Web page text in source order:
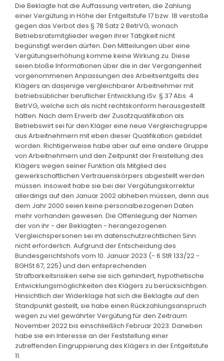
Die Beklagte hat die Auffassung vertreten, die Zahlung
einer Vergütung in Höhe der Entgeltstufe 17 bzw. 18 verstoße
gegen das Verbot des § 78 Satz 2 BetrVG, wonach
Betriebsratsmitglieder wegen ihrer Tätigkeit nicht
begünstigt werden dürfen. Den Mitteilungen über eine
Vergütungserhöhung komme keine Wirkung zu. Diese
seien bloße Informationen über die in der Vergangenheit
vorgenommenen Anpassungen des Arbeitsentgelts des
Klägers an dasjenige vergleichbarer Arbeitnehmer mit
betriebsüblicher beruflicher Entwicklung iSv. § 37 Abs. 4
BetrVG, welche sich als nicht rechtskonform herausgestellt
hätten. Nach dem Erwerb der Zusatzqualifikation als
Betriebswirt sei für den Kläger eine neue Vergleichsgruppe
aus Arbeitnehmern mit eben dieser Qualifikation gebildet
worden. Richtigerweise habe aber auf eine andere Gruppe
von Arbeitnehmern und den Zeitpunkt der Freistellung des
Klägers wegen seiner Funktion als Mitglied des
gewerkschaftlichen Vertrauenskörpers abgestellt werden
müssen. Insoweit habe sie bei der Vergütungskorrektur
allerdings auf den Januar 2002 abheben müssen, denn aus
dem Jahr 2000 seien keine personalbezogenen Daten
mehr vorhanden gewesen. Die Offenlegung der Namen
der von ihr - der Beklagten - herangezogenen
Vergleichspersonen sei im datenschutzrechtlichen Sinn
nicht erforderlich. Aufgrund der Entscheidung des
Bundesgerichtshofs vom 10. Januar 2023 (- 6 StR 133/22 -
BGHSt 67, 225) und den entsprechenden
Strafbarkeitsrisiken sehe sie sich gehindert, hypothetische
Entwicklungsmöglichkeiten des Klägers zu berücksichtigen.
Hinsichtlich der Widerklage hat sich die Beklagte auf den
Standpunkt gestellt, sie habe einen Rückzahlungsanspruch
wegen zu viel gewährter Vergütung für den Zeitraum
November 2022 bis einschließlich Februar 2023. Daneben
habe sie ein Interesse an der Feststellung einer
zutreffenden Eingruppierung des Klägers in der Entgeltstufe
11.